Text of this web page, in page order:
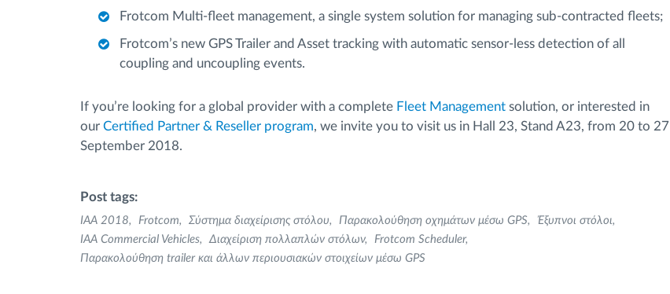
Frotcom Multi-fleet management, a single system solution for managing sub-contracted fleets;
Frotcom’s new GPS Trailer and Asset tracking with automatic sensor-less detection of all
coupling and uncoupling events.
If you’re looking for a global provider with a complete Fleet Management solution, or interested in
our Certified Partner & Reseller program, we invite you to visit us in Hall 23, Stand A23, from 20 to 27
September 2018.
Post tags:
IAA 2018 Frotcom Σύστημα διαχείρισης στόλου Παρακολούθηση οχημάτων μέσω GPS
Έξυπνοι στόλοι
IAA Commercial Vehicles
Διαχείριση πολλαπλών στόλων
Frotcom Scheduler
Παρακολούθηση trailer και άλλων περιουσιακών στοιχείων μέσω GPS